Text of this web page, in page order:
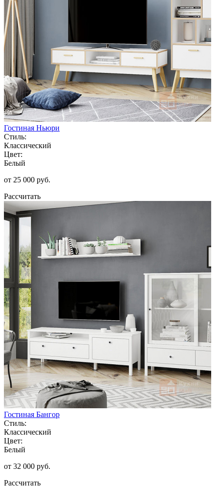
Гостиная Ньюри
Стиль:
Классический
Цвет:
Белый
от 25 000 руб.
Рассчитать
Гостиная Бангор
Стиль:
Классический
Цвет:
Белый
от 32 000 руб.
Рассчитать